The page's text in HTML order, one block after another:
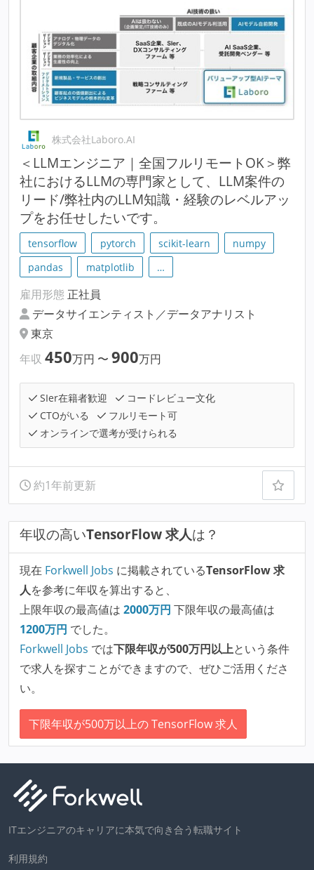
株式会社Laboro.AI
＜LLMエンジニア｜全国フルリモートOK＞弊
社におけるLLMの専門家として、LLM案件の
リード/弊社内のLLM知識・経験のレベルアッ
プをお任せしたいです。
tensorflow pytorch scikit-learn
numpy
pandas
matplotlib …
雇用形態 正社員
データサイエンティスト／データアナリスト
東京
年収 450万円 〜 900万円
SIer在籍者歓迎
コードレビュー文化
CTOがいる
フルリモート可
オンラインで選考が受けられる
約1年前更新
年収の高いTensorFlow 求人は？
現在 Forkwell Jobs に掲載されているTensorFlow 求
人を参考に年収を算出すると、
上限年収の最高値は 2000万円 下限年収の最高値は
1200万円 でした。
Forkwell Jobs では下限年収が500万円以上という条件
で求人を探すことができますので、ぜひご活用くださ
い。
下限年収が500万以上の TensorFlow 求人
ITエンジニアのキャリアに本気で向き合う転職サイト
利用規約